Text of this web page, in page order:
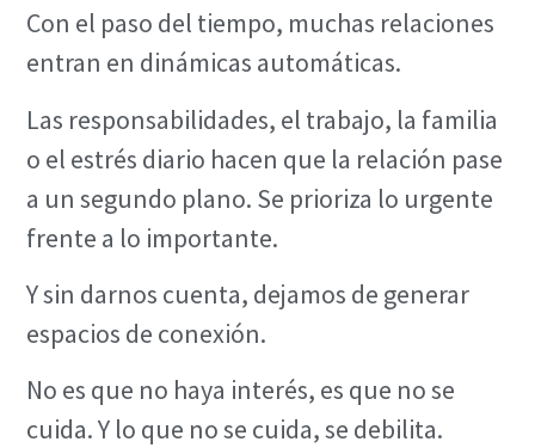
Con el paso del tiempo, muchas relaciones
entran en dinámicas automáticas.
Las responsabilidades, el trabajo, la familia
o el estrés diario hacen que la relación pase
a un segundo plano. Se prioriza lo urgente
frente a lo importante.
Y sin darnos cuenta, dejamos de generar
espacios de conexión.
No es que no haya interés, es que no se
cuida. Y lo que no se cuida, se debilita.